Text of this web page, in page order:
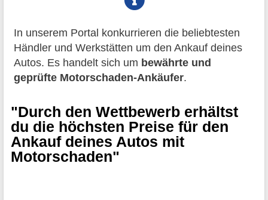
In unserem Portal konkurrieren die beliebtesten
Händler und Werkstätten um den Ankauf deines
Autos. Es handelt sich um bewährte und
geprüfte Motorschaden-Ankäufer.
"Durch den Wettbewerb erhältst
du die höchsten Preise für den
Ankauf deines Autos mit
Motorschaden"